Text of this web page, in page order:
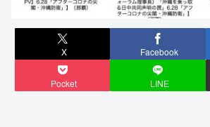
X Facebook
Pocket LINE